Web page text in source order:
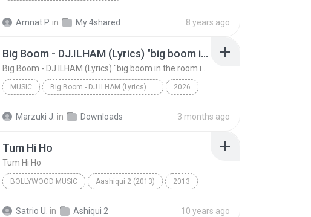
Amnat P. in My 4shared 8 years ago
Big Boom - DJ.ILHAM (Lyrics) "big boom in the room i go kaboom"
MUSIC Big Boom - DJ.ILHAM (Lyrics) "big boom in the room i go kaboom" 2026
Marzuki J. in Downloads 3 months ago
Tum Hi Ho
Tum Hi Ho
BOLLYWOOD MUSIC Aashiqui 2 (2013) 2013
Satrio U. in Ashiqui 2 10 years ago